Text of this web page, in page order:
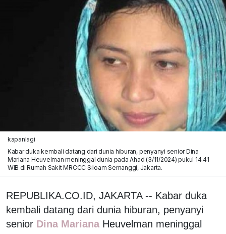
kapanlagi
Kabar duka kembali datang dari dunia hiburan, penyanyi senior Dina
Mariana Heuvelman meninggal dunia pada Ahad (3/11/2024) pukul 14.41
WIB di Rumah Sakit MRCCC Siloam Semanggi, Jakarta.
REPUBLIKA.CO.ID, JAKARTA -- Kabar duka
kembali datang dari dunia hiburan, penyanyi
senior Dina Mariana Heuvelman meninggal